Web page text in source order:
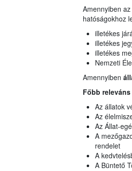
Amennyiben
hatóságokhoz
illetékes
illetékes
illetékes
Nemzeti
Amennyiben
Főbb
Az állatok
Az
Az Állat-
A
rendelet
A
A Büntető